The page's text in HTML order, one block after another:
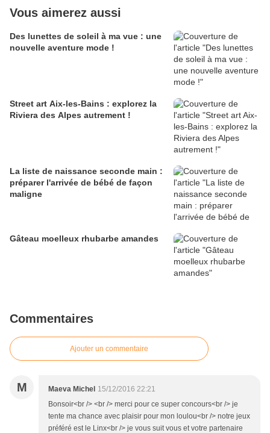
Vous aimerez aussi
Des lunettes de soleil à ma vue : une
nouvelle aventure mode !
Street art Aix-les-Bains : explorez la
Riviera des Alpes autrement !
La liste de naissance seconde main :
préparer l'arrivée de bébé de façon
maligne
Gâteau moelleux rhubarbe amandes
Commentaires
Ajouter un commentaire
M Maeva Michel 15/12/2016 22:21
Bonsoir<br /> <br /> merci pour ce super concours<br /> je
tente ma chance avec plaisir pour mon loulou<br /> notre jeux
préféré est le Linx<br /> je vous suit vous et votre partenaire